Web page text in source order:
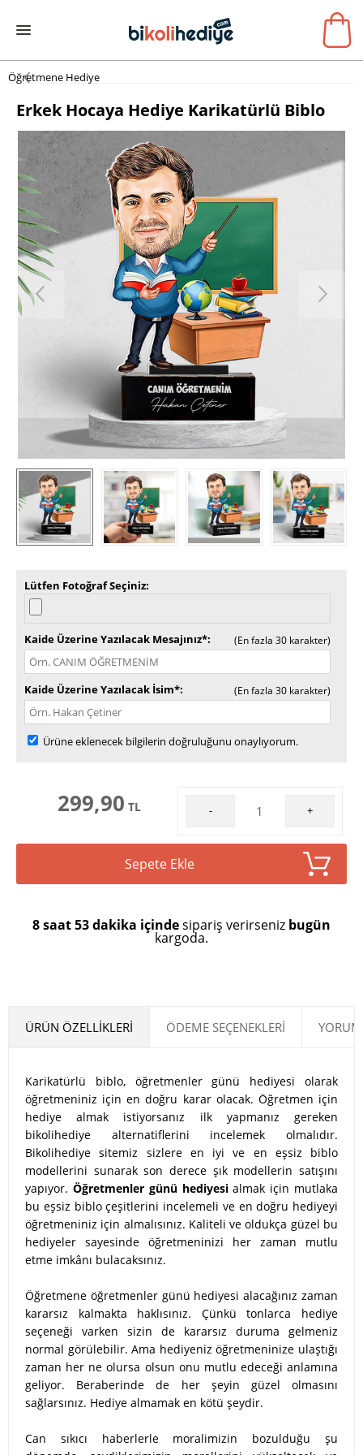
Öğretmene Hediye
Erkek Hocaya Hediye Karikatürlü Biblo
Lütfen Fotoğraf Seçiniz
Kaide Üzerine Yazılacak Mesajınız* (En fazla 30 karakter)
Kaide Üzerine Yazılacak İsim* (En fazla 30 karakter)
Ürüne eklenecek bilgilerin doğruluğunu onaylıyorum.
299,90 TL - +
Sepete Ekle
8 saat 53 dakika içindesipariş verirseniz bugün
kargoda.
ÜRÜN ÖZELLIKLERI ÖDEME SEÇENEKLERI
Karikatürlü biblo, öğretmenler günü hediyesi olarak
öğretmeniniz için en doğru karar olacak. Öğretmen için
hediye almak istiyorsanız ilk yapmanız gereken
bikolihediye alternatiflerini incelemek olmalıdır.
Bikolihediye sitemiz sizlere en iyi ve en eşsiz biblo
modellerini sunarak son derece şık modellerin satışını
yapıyor. Öğretmenler günü hediyesialmak için mutlaka
bu eşsiz biblo çeşitlerini incelemeli ve en doğru hediyeyi
öğretmeniniz için almalısınız. Kaliteli ve oldukça güzel bu
hediyeler sayesinde öğretmeninizi her zaman mutlu
etme imkânı bulacaksınız.
Öğretmene öğretmenler günü hediyesi alacağınız zaman
kararsız kalmakta haklısınız. Çünkü tonlarca hediye
seçeneği varken sizin de kararsız duruma gelmeniz
normal görülebilir. Ama hediyeniz öğretmeninize ulaştığı
zaman her ne olursa olsun onu mutlu edeceği anlamına
geliyor. Beraberinde de her şeyin güzel olmasını
sağlarsınız. Hediye almamak en kötü şeydir.
Can sıkıcı haberlerle moralimizin bozulduğu şu